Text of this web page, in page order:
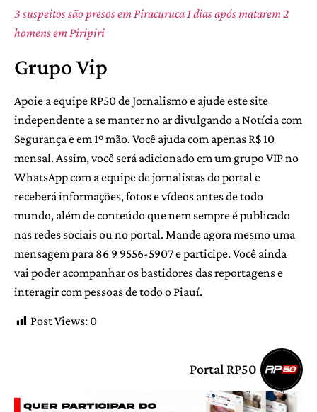
3 suspeitos são presos em Piracuruca 1 dias após matarem 2
homens em Piripiri
Grupo Vip
Apoie a equipe RP50 de Jornalismo e ajude este site
independente a se manter no ar divulgando a Notícia com
Segurança e em 1º mão. Você ajuda com apenas R$ 10
mensal. Assim, você será adicionado em um grupo VIP no
WhatsApp com a equipe de jornalistas do portal e
receberá informações, fotos e vídeos antes de todo
mundo, além de conteúdo que nem sempre é publicado
nas redes sociais ou no portal. Mande agora mesmo uma
mensagem para 86 9 9556-5907 e participe. Você ainda
vai poder acompanhar os bastidores das reportagens e
interagir com pessoas de todo o Piauí.
Post Views: 0
Portal RP50